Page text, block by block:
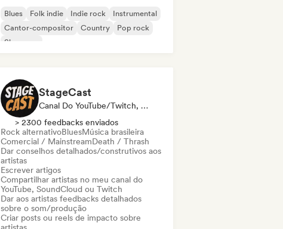
Blues Folk indie Indie rock
Instrumental
Cantor-compositor
Country
Pop rock
Shoegaze
StageCast
Canal Do YouTube/Twitch, Mídia/Jornalista, Mentor, Influenciador, Especialista Em Som
> 2300 feedbacks enviados
Rock alternativoBluesMúsica brasileira
Comercial / MainstreamDeath / Thrash
Dar conselhos detalhados/construtivos aos
artistas
Escrever artigos
Compartilhar artistas no meu canal do
YouTube, SoundCloud ou Twitch
Dar aos artistas feedbacks detalhados
sobre o som/produção
Criar posts ou reels de impacto sobre